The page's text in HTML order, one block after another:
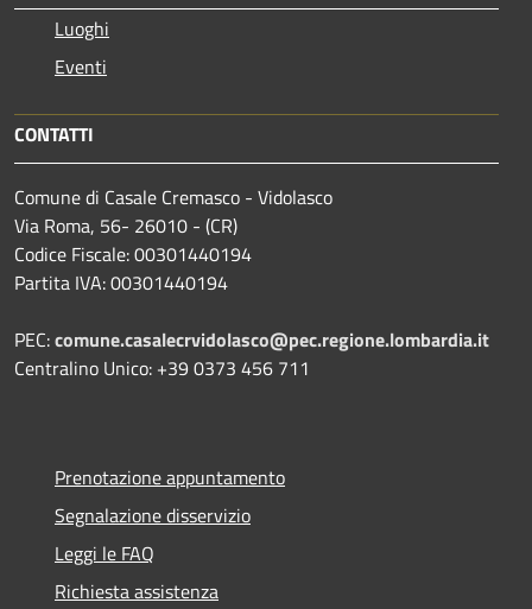
Luoghi
Eventi
CONTATTI
Comune di Casale Cremasco - Vidolasco
Via Roma, 56- 26010 - (CR)
Codice Fiscale: 00301440194
Partita IVA: 00301440194
PEC:comune.casalecrvidolasco@pec.regione.lombardia.it
Centralino Unico: +39 0373 456 711
Prenotazione appuntamento
Segnalazione disservizio
Leggi le FAQ
Richiesta assistenza